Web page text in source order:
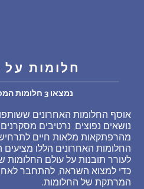
חלומות על
נמצאו 3 חלומות המכילים האלמוני
אוסף החלומות האחרונים
נושאים נפוצים, נרטיבים מסקרנים
מהרפתקאות מלאות חיים
החלומות האחרונים הללו
לעורר תובנות על עולם החלומות
כדי למצוא השראה, להתחבר
המרתקת של החלומות.